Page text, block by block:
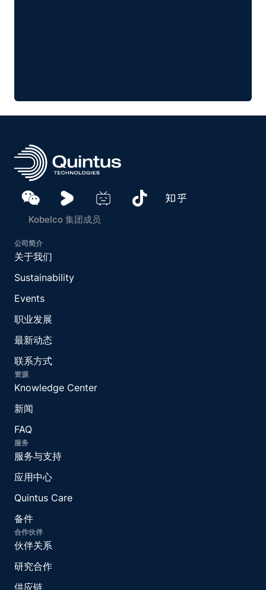
Kobelco 集团成员
公司简介
关于我们
Sustainability
Events
职业发展
最新动态
联系方式
资源
Knowledge Center
新闻
FAQ
服务
服务与支持
应用中心
Quintus Care
备件
合作伙伴
伙伴关系
研究合作
供应链